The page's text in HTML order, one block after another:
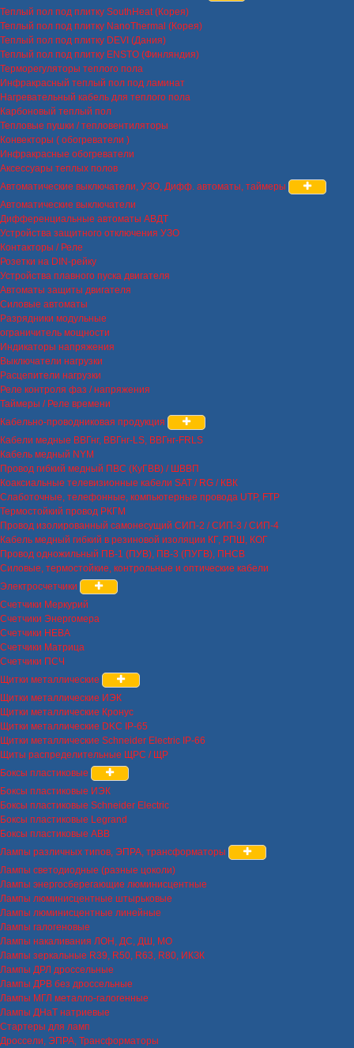
Теплый пол под плитку SouthHeat (Корея)
Теплый пол под плитку NanoThermal (Корея)
Теплый пол под плитку DEVI (Дания)
Теплый пол под плитку ENSTO (Финляндия)
Терморегуляторы теплого пола
Инфракрасный теплый пол под ламинат
Нагревательный кабель для теплого пола
Карбоновый теплый пол
Тепловые пушки / тепловентиляторы
Конвекторы ( обогреватели )
Инфракрасные обогреватели
Аксессуары теплых полов
Автоматические выключатели, УЗО, Дифф. автоматы, таймеры
Автоматические выключатели
Дифференциальные автоматы АВДТ
Устройства защитного отключения УЗО
Контакторы / Реле
Розетки на DIN-рейку
Устройства плавного пуска двигателя
Автоматы защиты двигателя
Силовые автоматы
Разрядники модульные
ограничитель мощности
Индикаторы напряжения
Выключатели нагрузки
Расцепители нагрузки
Реле контроля фаз / напряжения
Таймеры / Реле времени
Кабельно-проводниковая продукция
Кабели медные ВВГнг, ВВГнг-LS, ВВГнг-FRLS
Кабель медный NYM
Провод гибкий медный ПВС (КуГВВ) / ШВВП
Коаксиальные телевизионные кабели SAT / RG / КВК
Слаботочные, телефонные, компьютерные провода UTP, FTP
Термостойкий провод РКГМ
Провод изолированный самонесущий СИП-2 / СИП-3 / СИП-4
Кабель медный гибкий в резиновой изоляции КГ, РПШ, КОГ
Провод одножильный ПВ-1 (ПУВ), ПВ-3 (ПУГВ), ПНСВ
Силовые, термостойкие, контрольные и оптические кабели
Электросчетчики
Счетчики Меркурий
Счетчики Энергомера
Счетчики НЕВА
Счетчики Матрица
Счетчики ПСЧ
Щитки металлические
Щитки металлические ИЭК
Щитки металлические Кронус
Щитки металлические DKC IP-65
Щитки металлические Schneider Electric IP-66
Щиты распределительные ЩРС / ЩР
Боксы пластиковые
Боксы пластиковые ИЭК
Боксы пластиковые Schneider Electric
Боксы пластиковые Legrand
Боксы пластиковые ABB
Лампы различных типов, ЭПРА, трансформаторы
Лампы светодиодные (разные цоколи)
Лампы энергосберегающие люминисцентные
Лампы люминисцентные штырьковые
Лампы люминисцентные линейные
Лампы галогеновые
Лампы накаливания ЛОН, ДС, ДШ, МО
Лампы зеркальные R39, R50, R63, R80, ИКЗК
Лампы ДРЛ дроссельные
Лампы ДРВ без дроссельные
Лампы МГЛ металло-галогенные
Лампы ДНаТ натриевые
Стартеры для ламп
Дроссели, ЭПРА, Трансформаторы